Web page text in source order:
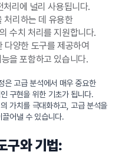
리에 널리 사용됩니다.
처리하는 데 유용한
수치 처리를 지원합니다.
양한 도구를 제공하여
을 포함하고 있습니다.
은 고급 분석에서 매우 중요한
구현을 위한 기초가 됩니다.
가치를 극대화하고, 고급 분석을
어낼 수 있습니다.
구와 기법: